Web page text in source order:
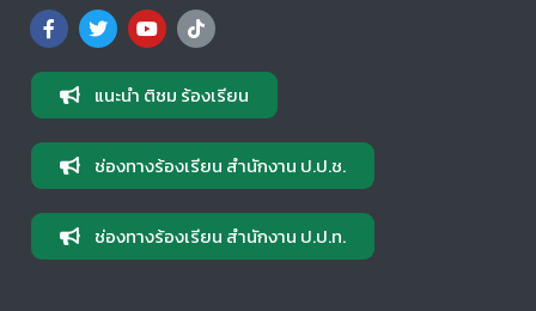
แนะนำ ติชม ร้องเรียน
ช่องทางร้องเรียน สำนักงาน ป.ป.ช.
ช่องทางร้องเรียน สำนักงาน ป.ป.ท.